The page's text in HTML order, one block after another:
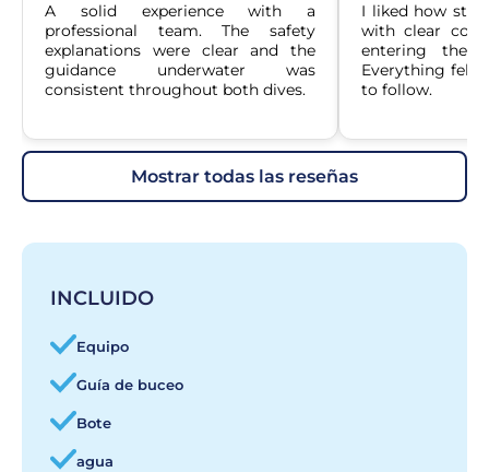
A solid experience with a
professional team. The safety
explanations were clear and the
guidance underwater was
consistent throughout both dives.
I liked how
with clear
entering the
Everything felt
to follow.
mostrar todas las reseñas
INCLUIDO
Equipo
Guía de buceo
Bote
agua